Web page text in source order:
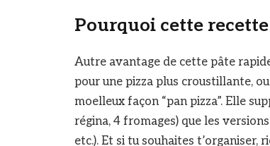
Pourquoi cette
Autre avantage de cette pâte
pour une pizza plus croustillante,
moelleux façon “pan pizza”. Elle
régina, 4 fromages) que les
etc.). Et si tu souhaites t’organiser,